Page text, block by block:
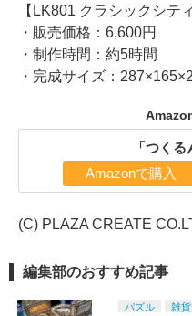
【LK801 クラシックシテ
・販売価格：6,600円
・制作時間：約5時間
・完成サイズ：
「つく
Amazonで購入
(C) PLAZA CREATE
編集部のおすすめ記事
パズル 雑貨